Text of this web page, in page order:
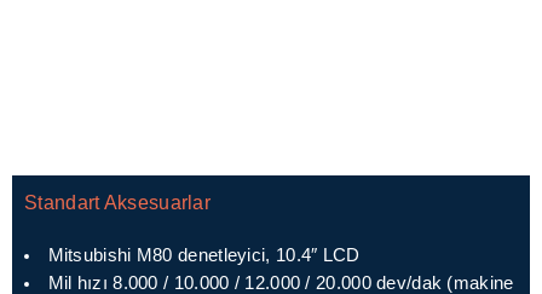
Standart Aksesuarlar
Mitsubishi M80 denetleyici, 10.4″ LCD
Mil hızı 8.000 / 10.000 / 12.000 / 20.000 dev/dak (makine